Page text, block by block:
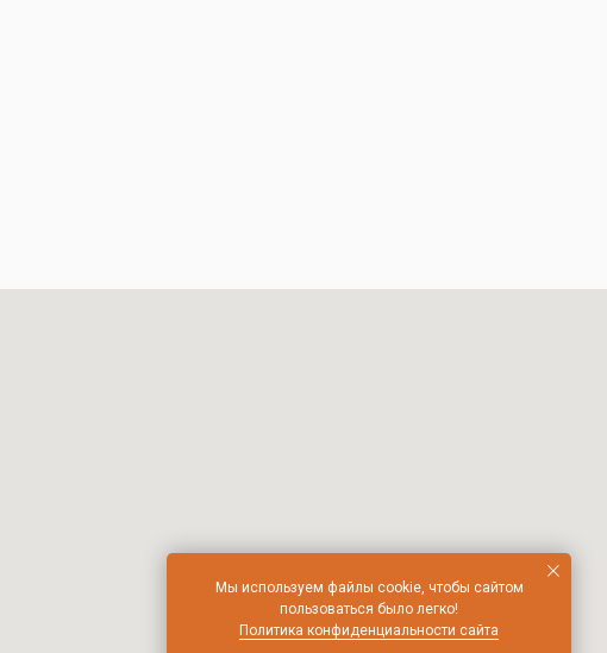
Мы используем файлы cookie, чтобы сайтом
пользоваться было легко!
Политика конфиденциальности сайта